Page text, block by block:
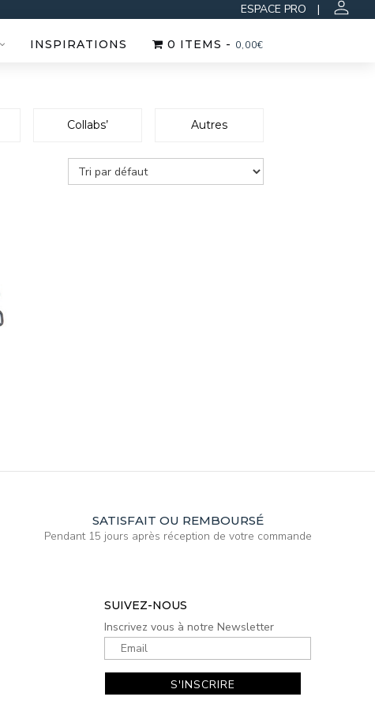
ESPACE PRO |
INSPIRATIONS 0 ITEMS - 0,00€
Collabs’ Autres
SATISFAIT OU REMBOURSÉ
Pendant 15 jours après réception de votre commande
SUIVEZ-NOUS
Inscrivez vous à notre Newsletter